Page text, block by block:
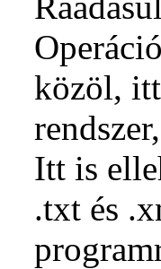
közöl,
Itt is
.txt és